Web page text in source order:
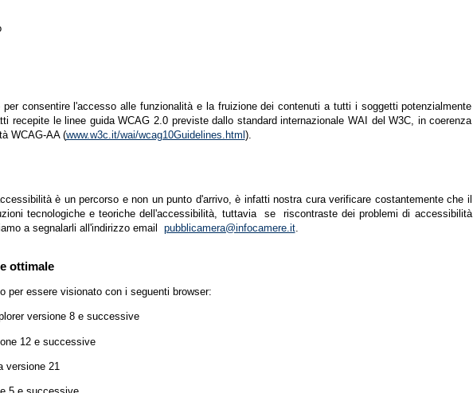
per consentire l'accesso alle funzionalità e la fruizione dei contenuti a tutti i soggetti potenzialmente
recepite le linee guida WCAG 2.0 previste dallo standard internazionale WAI del W3C, in coerenza
WCAG-AA (www.w3c.it/wai/wcag10Guidelines.html ).
è un percorso e non un punto d'arrivo, è infatti nostra cura verificare costantemente che il
tecnologiche e teoriche dell'accessibilità, tuttavia se riscontraste dei problemi di accessibilità
a segnalarli all'indirizzo email pubblicamera@infocamere.it.
ottimale
per essere visionato con i seguenti browser:
versione 8 e successive
12 e successive
versione 21